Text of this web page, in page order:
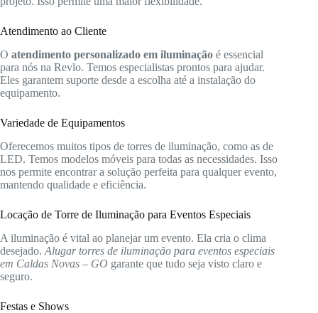
Atendimento ao Cliente
O atendimento personalizado em iluminação é essencial
para nós na Revlo. Temos especialistas prontos para ajudar.
Eles garantem suporte desde a escolha até a instalação do
equipamento.
Variedade de Equipamentos
Oferecemos muitos tipos de torres de iluminação, como as de
LED. Temos modelos móveis para todas as necessidades. Isso
nos permite encontrar a solução perfeita para qualquer evento,
mantendo qualidade e eficiência.
Locação de Torre de Iluminação para Eventos Especiais
A iluminação é vital ao planejar um evento. Ela cria o clima
desejado. Alugar torres de iluminação para eventos especiais
em Caldas Novas – GO garante que tudo seja visto claro e
seguro.
Festas e Shows